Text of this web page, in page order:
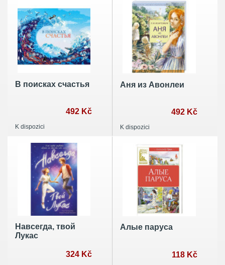
В поисках счастья
492 Kč
K dispozici
Аня из Авонлеи
492 Kč
K dispozici
Навсегда, твой
Лукас
324 Kč
Алые паруса
118 Kč